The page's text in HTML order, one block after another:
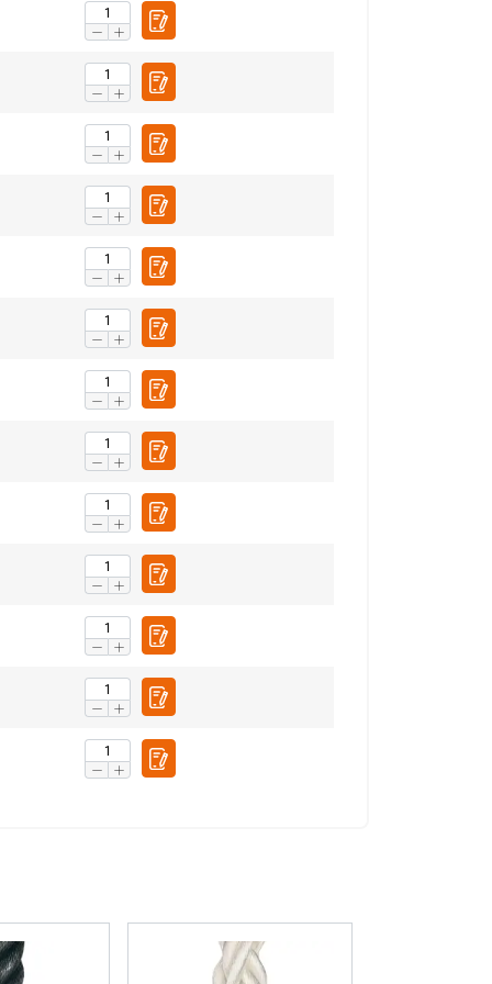
about
services.
Privacy
Unclassified
ACCEPT ALL